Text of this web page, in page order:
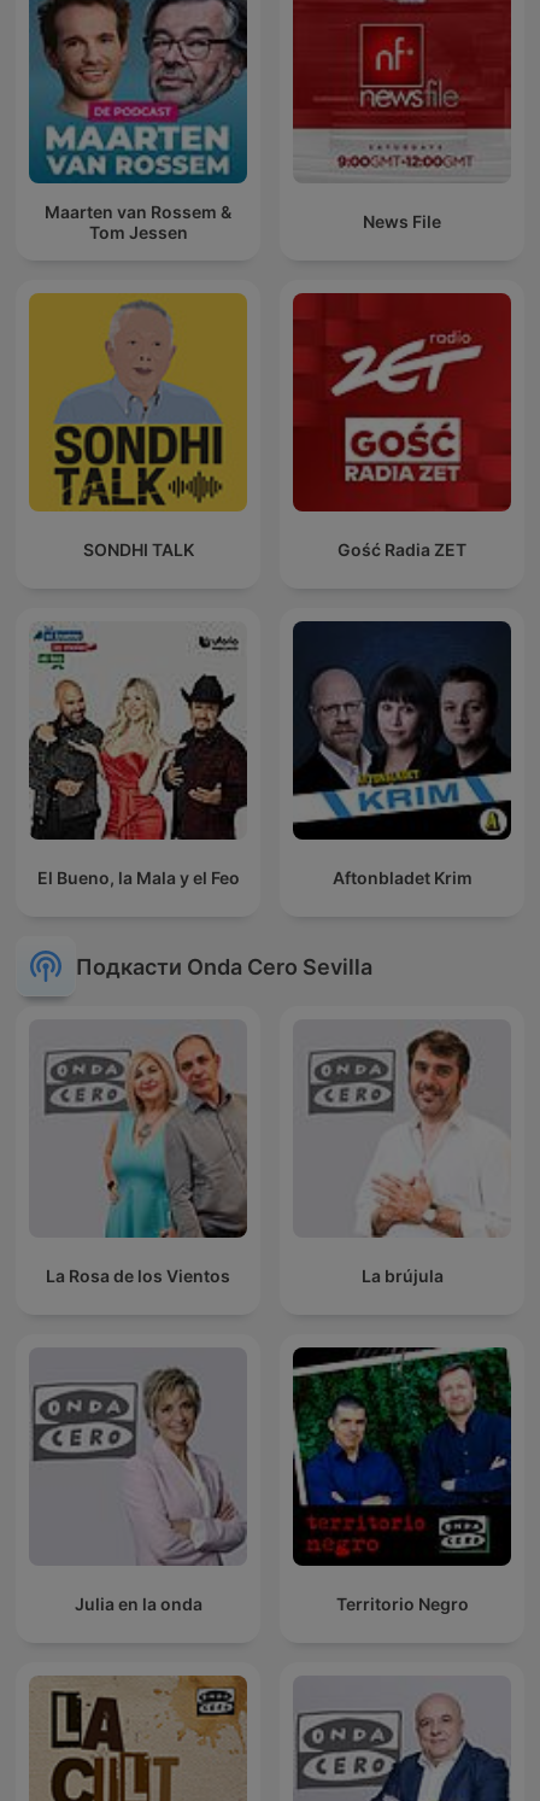
Maarten van Rossem &
Tom Jessen
News File
SONDHI TALK Gość Radia ZET
El Bueno, la Mala y el Feo Aftonbladet Krim
Подкасти Onda Cero Sevilla
La Rosa de los Vientos La brújula
Julia en la onda Territorio Negro